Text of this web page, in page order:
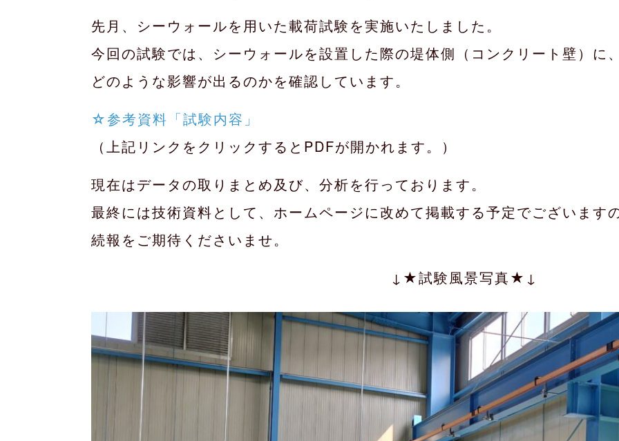
先月、シーウォールを用いた載荷試験を実施いたしました。
今回の試験では、シーウォールを設置した際の堤体側（コンクリート壁）に
どのような影響が出るのかを確認しています。
☆参考資料「試験内容」
（上記リンクをクリックするとPDFが開かれます。）
現在はデータの取りまとめ及び、分析を行っております。
最終には技術資料として、ホームページに改めて掲載する予定でございます
続報をご期待くださいませ。
↓★試験風景写真★↓